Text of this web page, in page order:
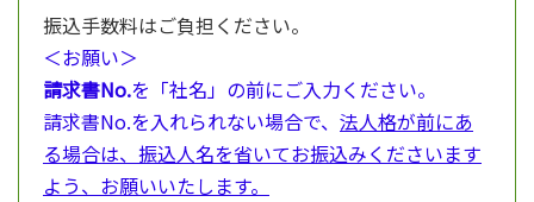
振込手数料はご負担ください。
＜お願い＞
請求書No.を「社名」の前にご入力ください。
請求書No.を入れられない場合で、 法人格が前にあ
る場合は、振込人名を省いてお振込みくださいます
よう、お願いいたします。